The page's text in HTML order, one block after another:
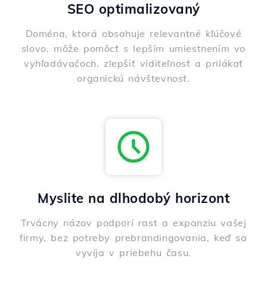
SEO optimalizovaný
Doména, ktorá obsahuje relevantné kľúčové
slovo, môže pomôcť s lepším umiestnením vo
vyhľadávačoch, zlepšiť viditeľnosť a prilákať
organickú návštevnosť.
Myslite na dlhodobý horizont
Trvácny názov podporí rast a expanziu vašej
firmy, bez potreby prebrandingovania, keď sa
vyvíja v priebehu času.